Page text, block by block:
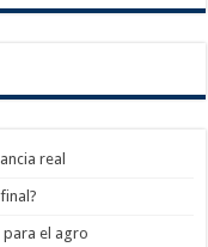
real
para el agro